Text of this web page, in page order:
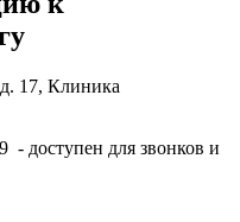
17, Клиника
- доступен для звонков и